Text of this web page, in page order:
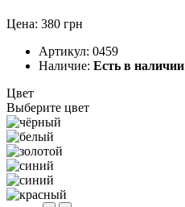
Цена: 380 грн
Артикул: 0459
Наличие: Есть в наличии
Цвет
Выберите цвет